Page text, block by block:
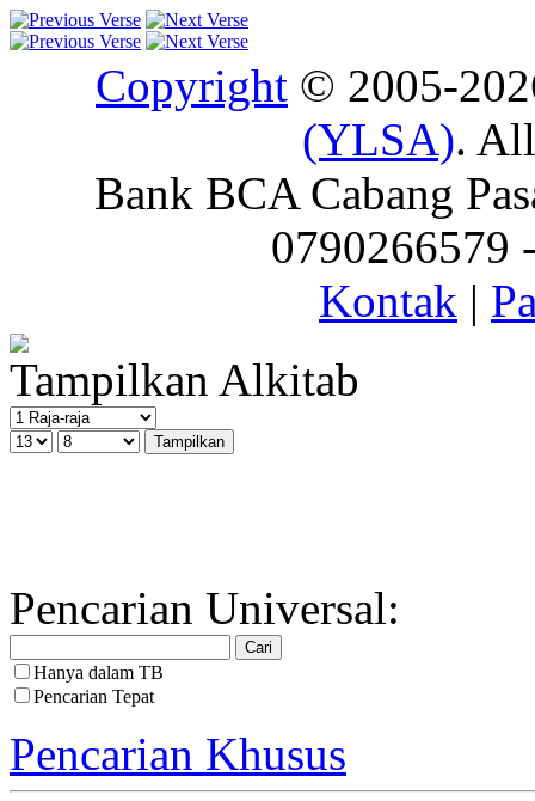
Copyright © 2005-
(YLSA).
Bank BCA Cabang
0790266579
Kontak |
Tampilkan Alkitab
Pencarian Universal:
Hanya dalam TB
Pencarian Tepat
Pencarian Khusus